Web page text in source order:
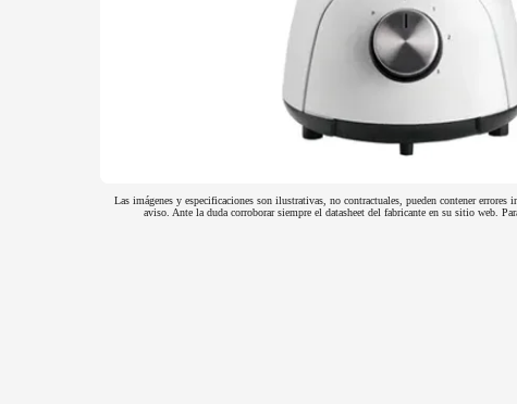
Las imágenes y especificaciones son ilustrativas, no contractuales, pueden contener
aviso. Ante la duda corroborar siempre el datasheet del fabricante en su sitio web.